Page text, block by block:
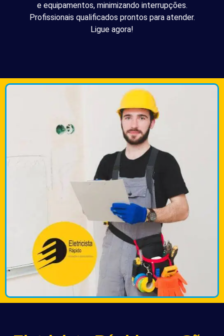
e equipamentos, minimizando interrupções.
Profissionais qualificados prontos para atender.
Ligue agora!